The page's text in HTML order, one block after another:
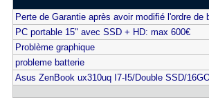
Perte de Garantie après avoir modifié l'ordre de
PC portable 15" avec SSD + HD: max 600€
Problème graphique
probleme batterie
Asus ZenBook ux310uq I7-I5/Double SSD/